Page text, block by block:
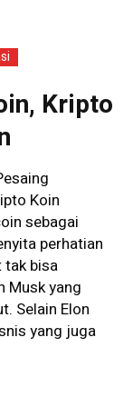
Kripto
Koin
sebagai
perhatian
tak bisa
Musk yang
Selain Elon
yang juga